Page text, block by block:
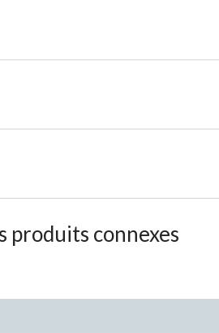
produits connexes